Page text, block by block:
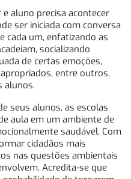
aluno precisa acontecer
ser iniciada com conversa
cada um, enfatizando as
socializando
de certas emoções,
entre outros,
alunos.
seus alunos, as escolas
aula em um ambiente de
saudável. Com
cidadãos mais
nas questões ambientais
Acredita-se que